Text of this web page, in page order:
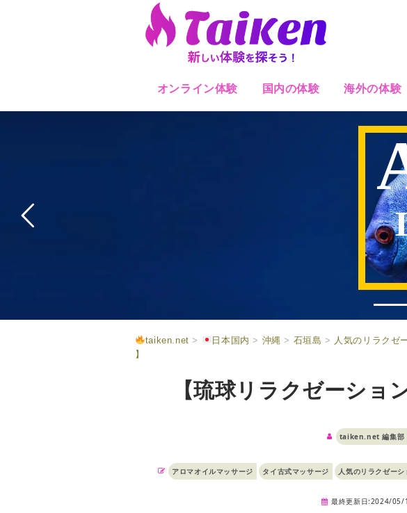
オンライン体験 国内の体験 海外の体験
taiken.net > 日本国内 > 沖縄 > 石垣島 > 人気のリラクゼ
】
【琉球リラクゼーショ
taiken.net 編集部
アロマオイルマッサージ タイ古式マッサージ 人気のリラクゼーシ
最終更新日:2024/05/